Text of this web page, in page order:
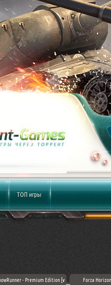
ТОП игры
- Premium Edition [v
Forza